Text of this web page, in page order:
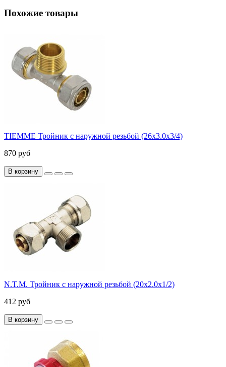
Похожие товары
TIEMME Тройник с наружной резьбой (26х3.0х3/4)
870 руб
В корзину
N.T.M. Тройник с наружной резьбой (20х2.0х1/2)
412 руб
В корзину